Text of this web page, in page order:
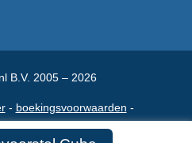
B.V. 2005 – 2026
boekingsvoorwaarden
maak een afspraak